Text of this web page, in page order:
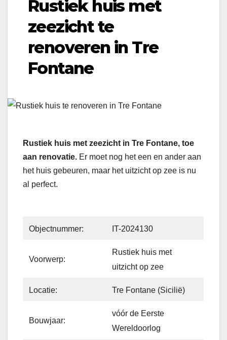
Rustiek huis met
zeezicht te
renoveren in Tre
Fontane
Rustiek huis met zeezicht in Tre Fontane, toe
aan renovatie. Er moet nog het een en ander aan
het huis gebeuren, maar het uitzicht op zee is nu
al perfect.
Objectnummer: IT-2024130
Voorwerp:
Rustiek huis met
uitzicht op zee
Locatie: Tre Fontane (Sicilië)
Bouwjaar:
vóór de Eerste
Wereldoorlog